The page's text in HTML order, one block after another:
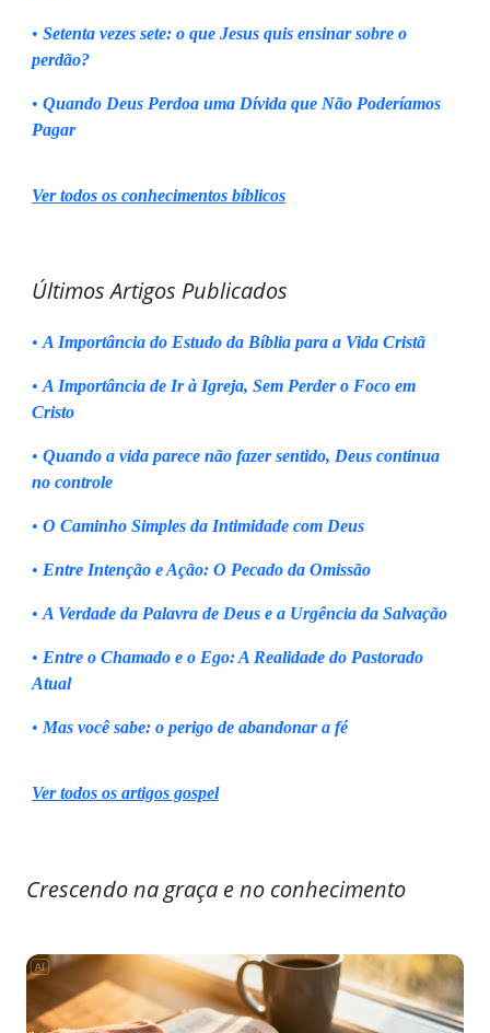
• Setenta vezes sete: o que Jesus quis ensinar sobre o
perdão?
• Quando Deus Perdoa uma Dívida que Não Poderíamos
Pagar
Ver todos os conhecimentos bíblicos
Últimos Artigos Publicados
• A Importância do Estudo da Bíblia para a Vida Cristã
• A Importância de Ir à Igreja, Sem Perder o Foco em
Cristo
• Quando a vida parece não fazer sentido, Deus continua
no controle
• O Caminho Simples da Intimidade com Deus
• Entre Intenção e Ação: O Pecado da Omissão
• A Verdade da Palavra de Deus e a Urgência da Salvação
• Entre o Chamado e o Ego: A Realidade do Pastorado
Atual
• Mas você sabe: o perigo de abandonar a fé
Ver todos os artigos gospel
Crescendo na graça e no conhecimento